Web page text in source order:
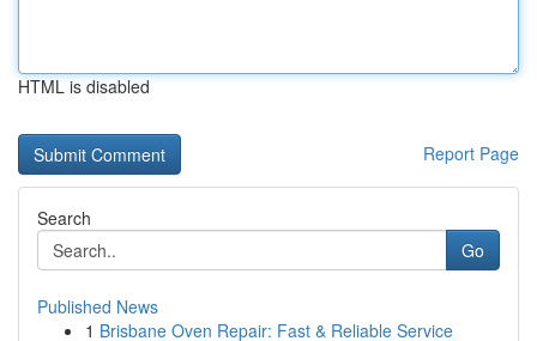
HTML is disabled
Report Page
Search
Go
Published News
1 Brisbane Oven Repair: Fast & Reliable Service